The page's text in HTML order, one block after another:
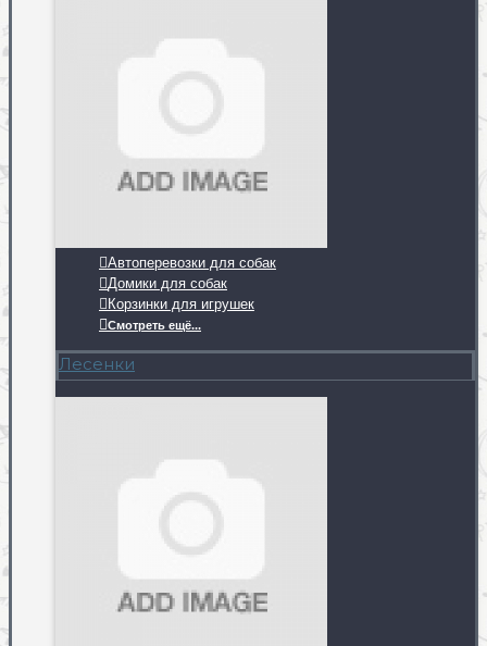
Автоперевозки для собак
Домики для собак
Корзинки для игрушек
Смотреть ещё...
Лесенки